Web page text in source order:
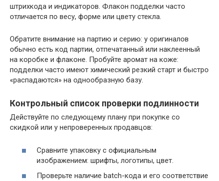
штрихкода и индикаторов. Флакон подделки часто
отличается по весу, форме или цвету стекла.
Обратите внимание на партию и серию: у оригиналов
обычно есть код партии, отпечатанный или наклеенный
на коробке и флаконе. Пробуйте аромат на коже:
подделки часто имеют химический резкий старт и быстро
«распадаются» на однообразную базу.
Контрольный список проверки подлинности
Действуйте по следующему плану при покупке со
скидкой или у непроверенных продавцов:
Сравните упаковку с официальным
изображением: шрифты, логотипы, цвет.
Проверьте наличие batch-кода и его соответствие